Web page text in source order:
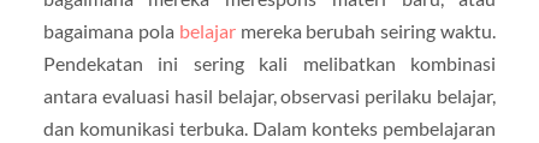
bagaimana pola belajarmereka berubah seiring waktu.
Pendekatan ini sering kali melibatkan kombinasi
antara evaluasi hasil belajar, observasi perilaku belajar,
dan komunikasi terbuka. Dalam konteks pembelajaran